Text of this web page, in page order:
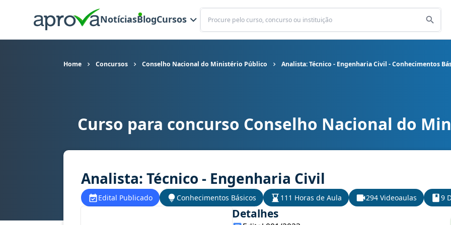
NotíciasBlogCursos
Buscar
Home Concursos Conselho Nacional do Ministério Público Analista: Técnico - Engenharia Civil - Conhecimentos
Curso para concurso CNMP - Conselho Nacional do Ministério Público cargo Analista: Técnico - Engenharia Civil -
Curso para concurso Conselho Nacional do
Analista: Técnico - Engenharia Civil
Edital Publicado Conhecimentos Básicos 111 Horas de Aula 294 Videoaulas 9
Detalhes